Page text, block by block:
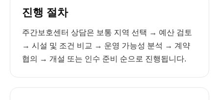
진행 절차
주간보호센터 상담은 보통 지역 선택 → 예산 검토
→ 시설 및 조건 비교 → 운영 가능성 분석 → 계약
협의 → 개설 또는 인수 준비 순으로 진행됩니다.